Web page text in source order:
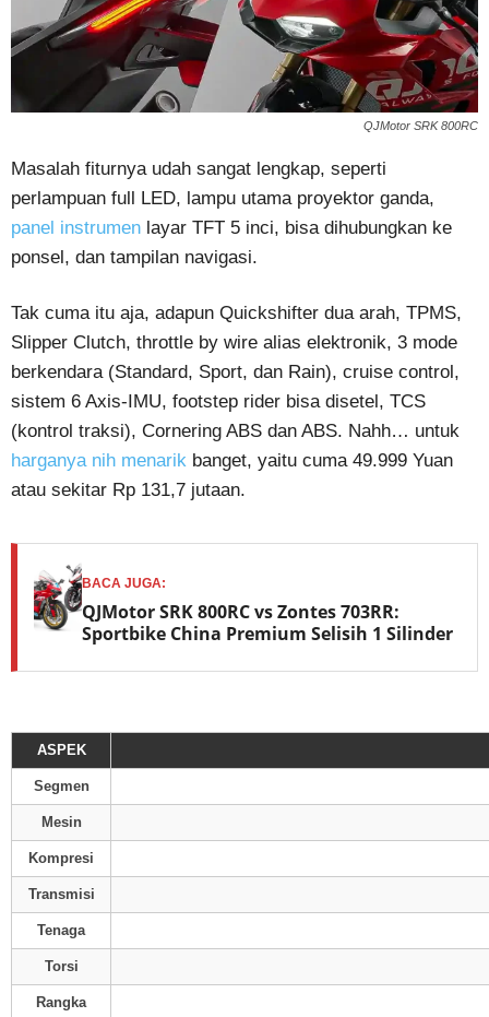
QJMotor SRK 800RC
Masalah fiturnya udah sangat lengkap, seperti
perlampuan full LED, lampu utama proyektor ganda,
panel instrumen layar TFT 5 inci, bisa dihubungkan ke
ponsel, dan tampilan navigasi.
Tak cuma itu aja, adapun Quickshifter dua arah, TPMS,
Slipper Clutch, throttle by wire alias elektronik, 3 mode
berkendara (Standard, Sport, dan Rain), cruise control,
sistem 6 Axis-IMU, footstep rider bisa disetel, TCS
(kontrol traksi), Cornering ABS dan ABS. Nahh… untuk
harganya nih menarik banget, yaitu cuma 49.999 Yuan
atau sekitar Rp 131,7 jutaan.
BACA JUGA:
QJMotor SRK 800RC vs Zontes 703RR:
Sportbike China Premium Selisih 1 Silinder
ASPEK
Segmen
Mesin
Kompresi
Transmisi
Tenaga
Torsi
Rangka